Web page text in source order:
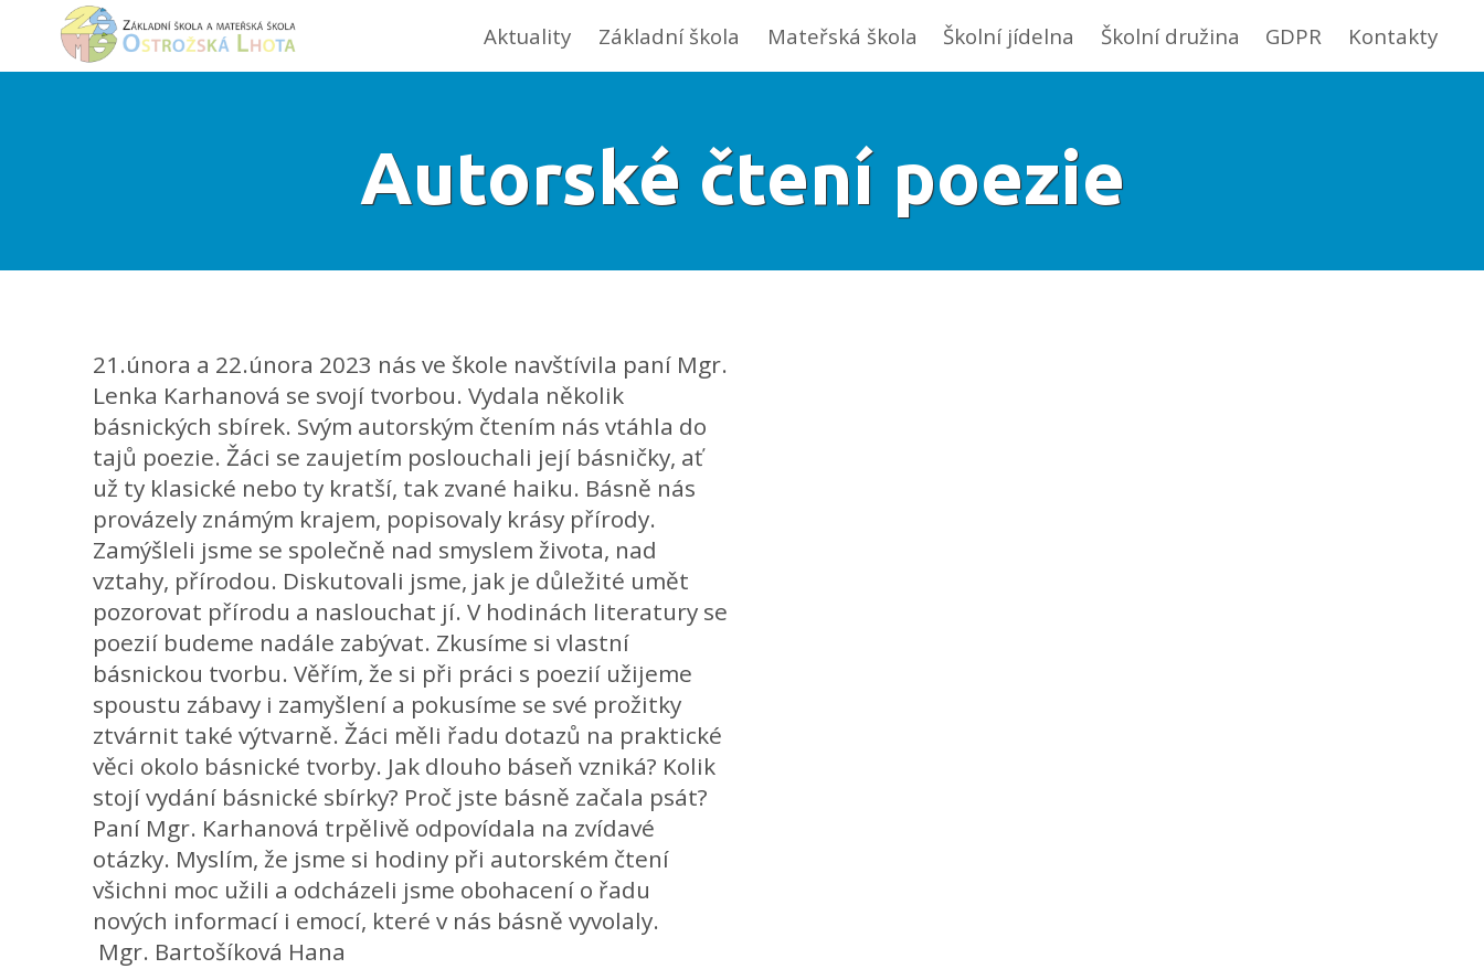
Aktuality Základní škola Mateřská škola Školní jídelna Školní družina GDPR Kontakty
Autorské čtení poezie
21.února a 22.února 2023 nás ve škole navštívila paní Mgr.
Lenka Karhanová se svojí tvorbou. Vydala několik
básnických sbírek. Svým autorským čtením nás vtáhla do
tajů poezie. Žáci se zaujetím poslouchali její básničky, ať
už ty klasické nebo ty kratší, tak zvané haiku. Básně nás
provázely známým krajem, popisovaly krásy přírody.
Zamýšleli jsme se společně nad smyslem života, nad
vztahy, přírodou. Diskutovali jsme, jak je důležité umět
pozorovat přírodu a naslouchat jí. V hodinách literatury se
poezií budeme nadále zabývat. Zkusíme si vlastní
básnickou tvorbu. Věřím, že si při práci s poezií užijeme
spoustu zábavy i zamyšlení a pokusíme se své prožitky
ztvárnit také výtvarně. Žáci měli řadu dotazů na praktické
věci okolo básnické tvorby. Jak dlouho báseň vzniká? Kolik
stojí vydání básnické sbírky? Proč jste básně začala psát?
Paní Mgr. Karhanová trpělivě odpovídala na zvídavé
otázky. Myslím, že jsme si hodiny při autorském čtení
všichni moc užili a odcházeli jsme obohacení o řadu
nových informací i emocí, které v nás básně vyvolaly.
Mgr. Bartošíková Hana